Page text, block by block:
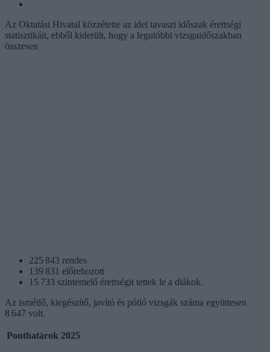
Az Oktatási Hivatal közzétette az idei tavaszi időszak érettségi
statisztikáit, ebből kiderült, hogy a legutóbbi vizsgaidőszakban
összesen
225 843 rendes
139 831 előrehozott
15 733 szintemelő érettségit tettek le a diákok.
Az ismétlő, kiegészítő, javító és pótló vizsgák száma együttesen
8 647 volt.
Ponthatárok 2025